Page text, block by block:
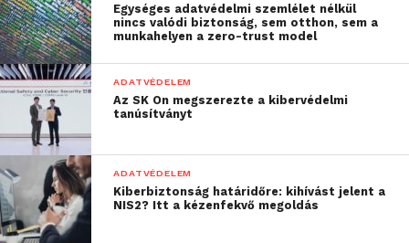
Egységes adatvédelmi szemlélet nélkül
nincs valódi biztonság, sem otthon, sem a
munkahelyen a zero-trust model
ADATVÉDELEM
Az SK On megszerezte a kibervédelmi
tanúsítványt
ADATVÉDELEM
Kiberbiztonság határidőre: kihívást jelent a
NIS2? Itt a kézenfekvő megoldás